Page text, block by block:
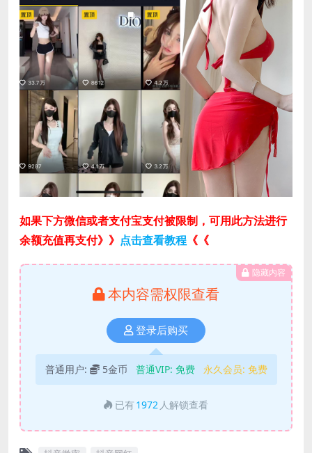
如果下方微信或者支付宝支付被限制，可用此方法进行
余额充值再支付》》 点击查看教程 《《
隐藏内容
本内容需权限查看
登录后购买
普通用户: 5金币 普通VIP: 免费 永久会员: 免费
已有 1972 人解锁查看